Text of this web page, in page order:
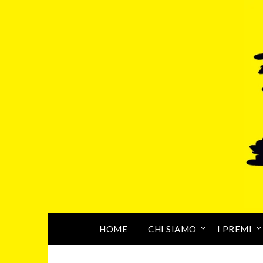
HOME CHI SIAMO I PREMI